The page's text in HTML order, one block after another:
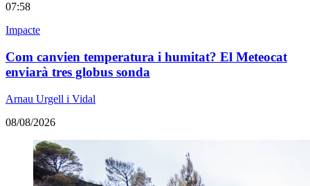
07:58
Impacte
Com canvien temperatura i humitat? El Meteocat
enviarà tres globus sonda
Arnau Urgell i Vidal
08/08/2026